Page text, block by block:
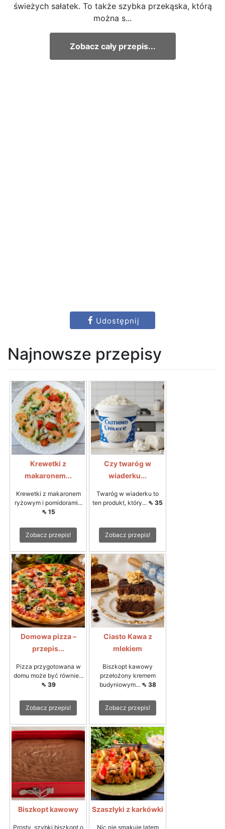
świeżych sałatek. To także szybka przekąska, którą
można s...
Zobacz cały przepis...
Udostępnij
Najnowsze przepisy
Krewetki z
makaronem...
Krewetki z makaronem
ryżowym i pomidorami...
⇖ 15
Zobacz przepis!
Czy twaróg w
wiaderku...
Twaróg w wiaderku to
ten produkt, który... ⇖ 35
Zobacz przepis!
Domowa pizza –
przepis...
Pizza przygotowana w
domu może być równie...
⇖ 39
Zobacz przepis!
Ciasto Kawa z
mlekiem
Biszkopt kawowy
przełożony kremem
budyniowym... ⇖ 38
Zobacz przepis!
Biszkopt kawowy
Prosty, szybki biszkopt o
Szaszłyki z karkówki
Nic nie smakuje latem